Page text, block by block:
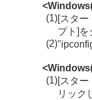
(1) [スタ
プト]を
(2)
(1) [スタ
リック